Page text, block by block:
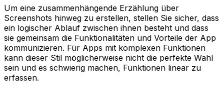
Um eine zusammenhängende Erzählung über
Screenshots hinweg zu erstellen, stellen Sie sicher, dass
ein logischer Ablauf zwischen ihnen besteht und dass
sie gemeinsam die Funktionalitäten und Vorteile der App
kommunizieren. Für Apps mit komplexen Funktionen
kann dieser Stil möglicherweise nicht die perfekte Wahl
sein und es schwierig machen, Funktionen linear zu
erfassen.